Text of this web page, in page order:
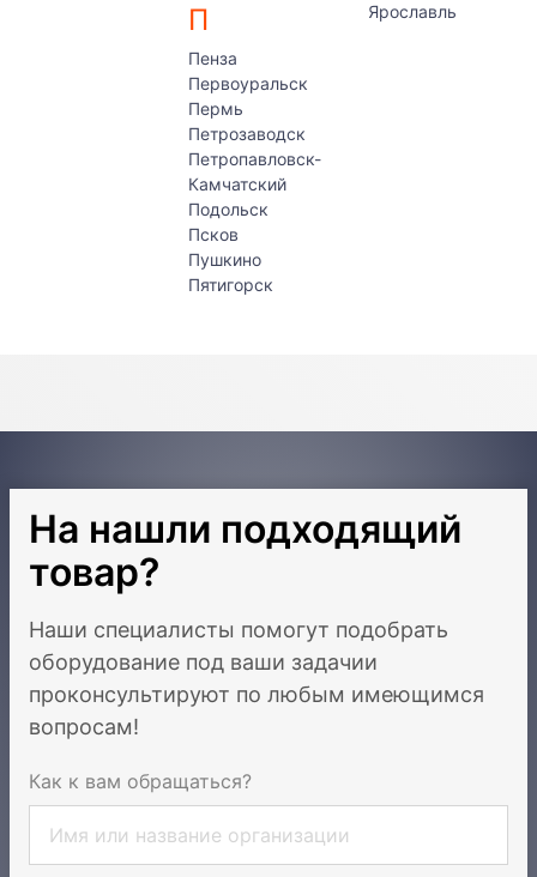
П
Пенза
Первоуральск
Пермь
Петрозаводск
Петропавловск-
Камчатский
Подольск
Псков
Пушкино
Пятигорск
Ярославль
На нашли подходящий
товар?
Наши специалисты помогут подобрать
оборудование под ваши задачии
проконсультируют по любым имеющимся
вопросам!
Как к вам обращаться?